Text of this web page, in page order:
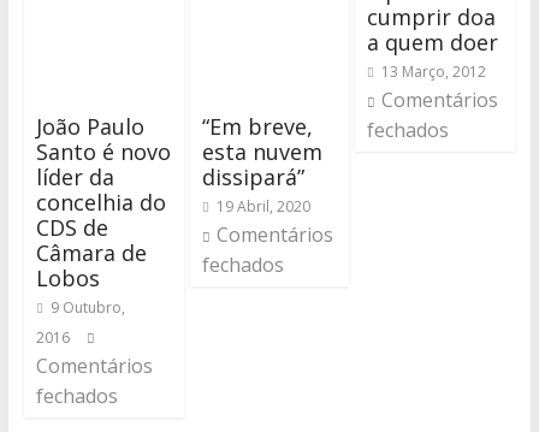
João Paulo
Santo é novo
líder da
concelhia do
CDS de
Câmara de
Lobos
9 Outubro,
2016
Comentários
fechados
“Em breve,
esta nuvem
dissipará”
19 Abril, 2020
Comentários
fechados
cumprir doa
a quem doer
13 Março, 2012
Comentários
fechados